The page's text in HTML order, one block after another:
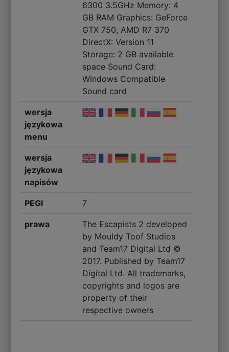
6300 3.5GHz Memory: 4
GB RAM Graphics: GeForce
GTX 750, AMD R7 370
DirectX: Version 11
Storage: 2 GB available
space Sound Card:
Windows Compatible
Sound card
wersja
językowa
menu
wersja
językowa
napisów
PEGI 7
prawa
The Escapists 2 developed
by Mouldy Toof Studios
and Team17 Digital Ltd ©
2017. Published by Team17
Digital Ltd. All trademarks,
copyrights and logos are
property of their
respective owners